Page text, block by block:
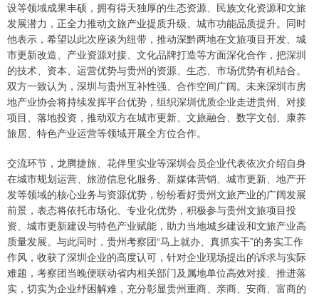
设等领域成果丰硕，拥有得天独厚的生态资源、民族文化资源和文旅
发展潜力，正全力推动文旅产业提质升级、城市功能品质提升。同时
他表示，希望以此次座谈为纽带，推动深黔两地在文旅项目开发、城
市更新改造、产业资源对接、文化品牌打造等方面深化合作，把深圳
的技术、资本、运营优势与贵州的资源、生态、市场优势有机结合。
双方一致认为，深圳与贵州互补性强、合作空间广阔。未来深圳市房
地产业协会将持续发挥平台优势，组织深圳优质企业走进贵州、对接
项目、落地投资，推动双方在城市更新、文旅融合、数字文创、康养
旅居、特色产业运营等领域开展全方位合作。
交流环节，龙腾捷旅、花伴里实业等深圳会员企业代表依次介绍自身
在城市规划运营、旅游信息化服务、新媒体营销、城市更新、地产开
发等领域的核心业务与资源优势，纷纷看好贵州文旅产业的广阔发展
前景，表态将依托市场化、专业化优势，积极参与贵州文旅项目投
资、城市更新建设与特色产业赋能，助力当地城乡建设和文旅产业高
质量发展。与此同时，贵州考察团“马上就办、真抓实干”的务实工作
作风，收获了深圳企业的高度认可，针对企业现场提出的诉求与实际
难题，考察团当晚便联动省内相关部门及属地单位高效对接、推进落
实，切实为企业纾困解难，充分彰显贵州重商、亲商、安商、富商的